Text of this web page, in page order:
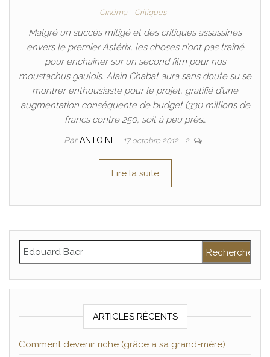
Cinéma Critiques
Malgré un succès mitigé et des critiques assassines
envers le premier Astérix, les choses n’ont pas traîné
pour enchaîner sur un second film pour nos
moustachus gaulois. Alain Chabat aura sans doute su se
montrer enthousiaste pour le projet, gratifié d’une
augmentation conséquente de budget (330 millions de
francs contre 250, soit à peu près…
ParANTOINE 17 octobre 2012 2
Lire la suite
Rechercher :
ARTICLES RÉCENTS
Comment devenir riche (grâce à sa grand-mère)